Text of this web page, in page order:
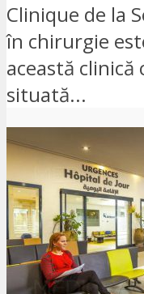
Clinique de la
în chirurgie
această
situată...